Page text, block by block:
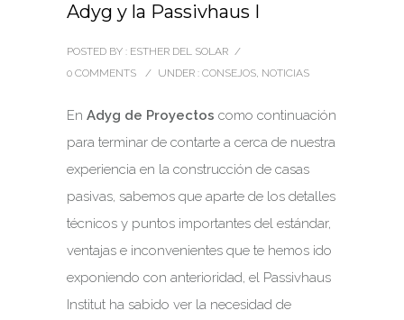
Adyg y la Passivhaus I
POSTED BY : ESTHER DEL SOLAR /
0 COMMENTS
/ UNDER : CONSEJOS, NOTICIAS
En Adyg de Proyectos como continuación
para terminar de contarte a cerca de nuestra
experiencia en la construcción de casas
pasivas, sabemos que aparte de los detalles
técnicos y puntos importantes del estándar,
ventajas e inconvenientes que te hemos ido
exponiendo con anterioridad, el Passivhaus
Institut ha sabido ver la necesidad de